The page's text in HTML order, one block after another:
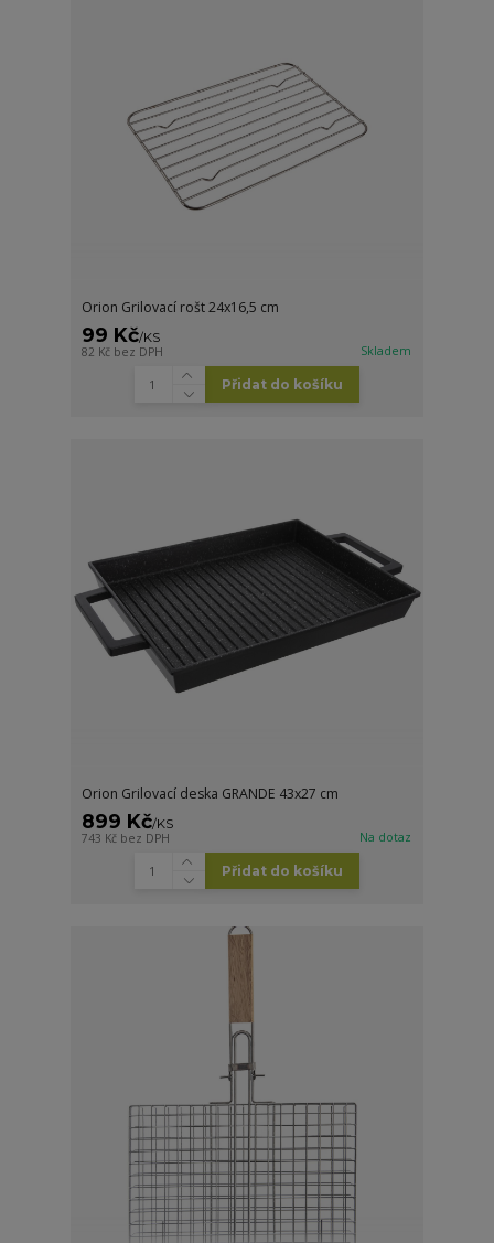
Orion Grilovací rošt 24x16,5 cm
99 Kč/KS
82 Kč bez DPH Skladem
Přidat do košíku
Orion Grilovací deska GRANDE 43x27 cm
899 Kč/KS
743 Kč bez DPH Na dotaz
Přidat do košíku